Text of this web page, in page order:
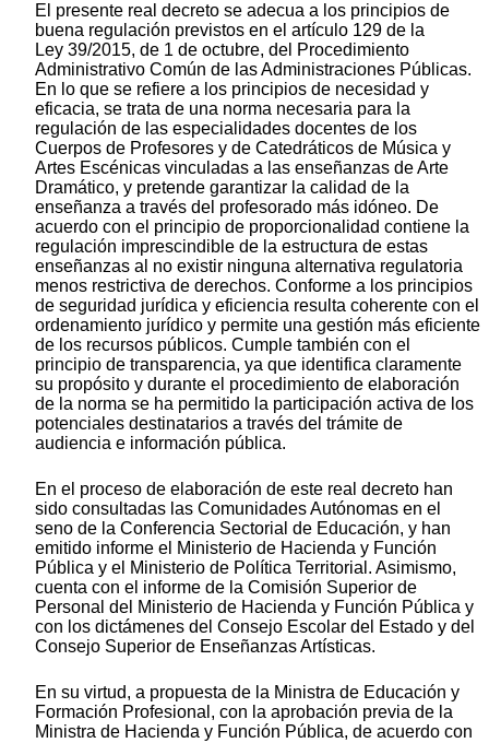
El presente real decreto se adecua a los principios de
buena regulación previstos en el artículo 129 de la
Ley 39/2015, de 1 de octubre, del Procedimiento
Administrativo Común de las Administraciones Públicas.
En lo que se refiere a los principios de necesidad y
eficacia, se trata de una norma necesaria para la
regulación de las especialidades docentes de los
Cuerpos de Profesores y de Catedráticos de Música y
Artes Escénicas vinculadas a las enseñanzas de Arte
Dramático, y pretende garantizar la calidad de la
enseñanza a través del profesorado más idóneo. De
acuerdo con el principio de proporcionalidad contiene la
regulación imprescindible de la estructura de estas
enseñanzas al no existir ninguna alternativa regulatoria
menos restrictiva de derechos. Conforme a los principios
de seguridad jurídica y eficiencia resulta coherente con el
ordenamiento jurídico y permite una gestión más eficiente
de los recursos públicos. Cumple también con el
principio de transparencia, ya que identifica claramente
su propósito y durante el procedimiento de elaboración
de la norma se ha permitido la participación activa de los
potenciales destinatarios a través del trámite de
audiencia e información pública.
En el proceso de elaboración de este real decreto han
sido consultadas las Comunidades Autónomas en el
seno de la Conferencia Sectorial de Educación, y han
emitido informe el Ministerio de Hacienda y Función
Pública y el Ministerio de Política Territorial. Asimismo,
cuenta con el informe de la Comisión Superior de
Personal del Ministerio de Hacienda y Función Pública y
con los dictámenes del Consejo Escolar del Estado y del
Consejo Superior de Enseñanzas Artísticas.
En su virtud, a propuesta de la Ministra de Educación y
Formación Profesional, con la aprobación previa de la
Ministra de Hacienda y Función Pública, de acuerdo con